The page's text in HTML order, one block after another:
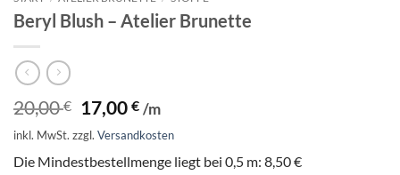
Beryl Blush – Atelier Brunette
20,00€
Ursprünglicher
Preis
war:
20,00 €
17,00€Aktueller
Preis
ist:
17,00 €.
/m
inkl. MwSt. zzgl. Versandkosten
Die Mindestbestellmenge liegt bei 0,5 m: 8,50 €